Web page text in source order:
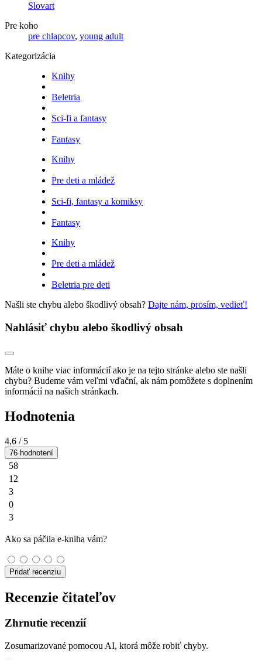
Slovart
Pre koho
pre chlapcov, young adult
Kategorizácia
Knihy
Beletria
Sci-fi a fantasy
Fantasy
Knihy
Pre deti a mládež
Sci-fi, fantasy a komiksy
Fantasy
Knihy
Pre deti a mládež
Beletria pre deti
Našli ste chybu alebo škodlivý obsah? Dajte nám, prosím, vedieť!
Nahlásiť chybu alebo škodlivý obsah
Máte o knihe viac informácií ako je na tejto stránke alebo ste našli
chybu? Budeme vám veľmi vďační, ak nám pomôžete s doplnením
informácií na našich stránkach.
Hodnotenia
4,6 / 5
76 hodnotení
58
12
3
0
3
Ako sa páčila e-kniha vám?
Pridať recenziu
Recenzie čitateľov
Zhrnutie recenzií
Zosumarizované pomocou AI, ktorá môže robiť chyby.